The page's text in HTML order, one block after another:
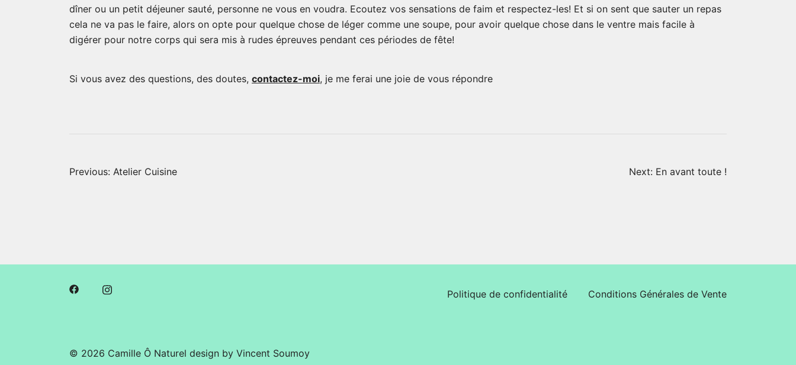
dîner ou un petit déjeuner sauté, personne ne vous en voudra. Ecoutez vos sensations de faim et respectez-les! Et si on sent que sauter un repas
cela ne va pas le faire, alors on opte pour quelque chose de léger comme une soupe, pour avoir quelque chose dans le ventre mais facile à
digérer pour notre corps qui sera mis à rudes épreuves pendant ces périodes de fête!
Si vous avez des questions, des doutes, contactez-moi, je me ferai une joie de vous répondre
Navigation
Previous: Atelier Cuisine Next: En avant toute !
Politique de confidentialité Conditions Générales de Vente
© 2026 Camille Ô Naturel design by Vincent Soumoy